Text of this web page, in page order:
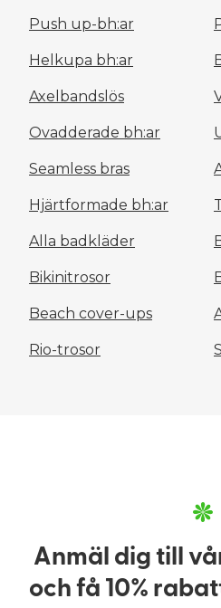
Push up-bh:ar
Helkupa bh:ar
Axelbandslös
Ovadderade bh:ar
Seamless bras
Hjärtformade bh:ar
Alla badkläder
Bikinitrosor
Beach cover-ups
Rio-trosor
Anmäl dig till
och få 10%